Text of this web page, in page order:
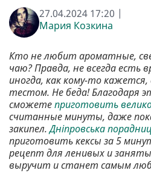
27.04.2024 17:20 |
Мария Козкина
Кто не любит ароматные,
чаю? Правда, не всегда есть
иногда, как кому-то кажется,
тестом. Не беда! Благодаря
сможетеприготовить
считанные минуты, даже
закипел.Дніпровська
приготовить кексы за 5
рецепт для ленивых и
выручит и станет самым